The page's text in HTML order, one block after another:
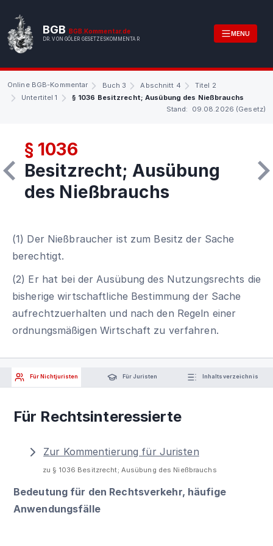
BGB BGB.Kommentar.de
DR. VON GÖLER GESETZESKOMMENTAR
MENU
Online BGB-Kommentar Buch 3 Abschnitt 4
Titel 2
Untertitel 1
§ 1036 Besitzrecht; Ausübung des Nießbrauchs
Stand: 09.08.2026 (Gesetz)
§ 1036
Besitzrecht; Ausübung
des Nießbrauchs
(1) Der Nießbraucher ist zum Besitz der Sache
berechtigt.
(2) Er hat bei der Ausübung des Nutzungsrechts die
bisherige wirtschaftliche Bestimmung der Sache
aufrechtzuerhalten und nach den Regeln einer
ordnungsmäßigen Wirtschaft zu verfahren.
Für Nichtjuristen Für Juristen Inhaltsverzeichnis
Für Rechtsinteressierte
Zur Kommentierung für Juristen
zu § 1036 Besitzrecht; Ausübung des Nießbrauchs
Bedeutung für den Rechtsverkehr, häufige
Anwendungsfälle